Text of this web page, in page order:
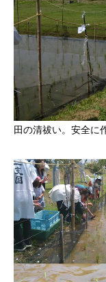
田の清祓い。安全に